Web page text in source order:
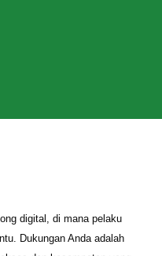
digital, di mana pelaku
Dukungan Anda adalah